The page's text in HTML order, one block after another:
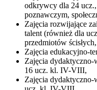
odkrywcy dla 24
poznawczym,
Zajęcia rozwijające
talent (również dla
przedmiotów
Zajęcia edukacyjno-
Zajęcia
16 ucz. kl. IV-VIII,
Zajęcia